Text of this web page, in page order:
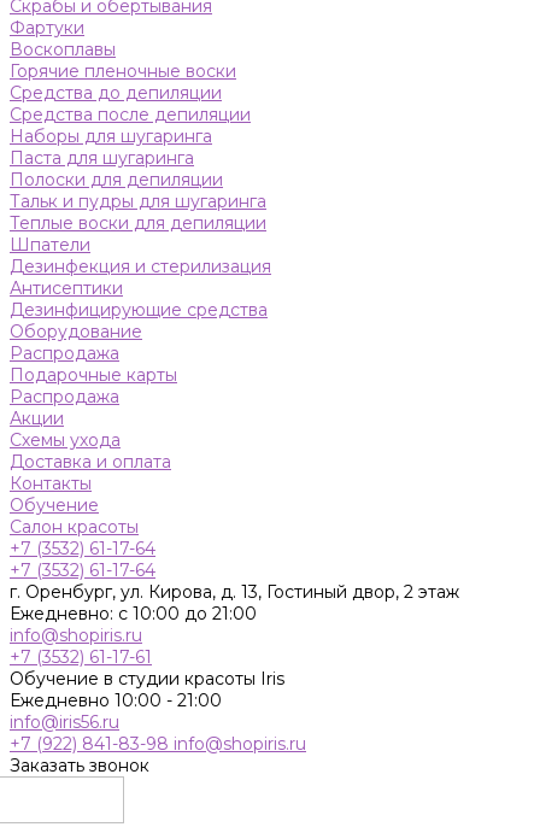
Скрабы и обертывания
Фартуки
Воскоплавы
Горячие пленочные воски
Средства до депиляции
Средства после депиляции
Наборы для шугаринга
Паста для шугаринга
Полоски для депиляции
Тальк и пудры для шугаринга
Теплые воски для депиляции
Шпатели
Дезинфекция и стерилизация
Антисептики
Дезинфицирующие средства
Оборудование
Распродажа
Подарочные карты
Распродажа
Акции
Схемы ухода
Доставка и оплата
Контакты
Обучение
Салон красоты
+7 (3532) 61-17-64
+7 (3532) 61-17-64
г. Оренбург, ул. Кирова, д. 13, Гостиный двор, 2 этаж
Ежедневно: с 10:00 до 21:00
info@shopiris.ru
+7 (3532) 61-17-61
Обучение в студии красоты Iris
Ежедневно 10:00 - 21:00
info@iris56.ru
+7 (922) 841-83-98 info@shopiris.ru
Заказать звонок